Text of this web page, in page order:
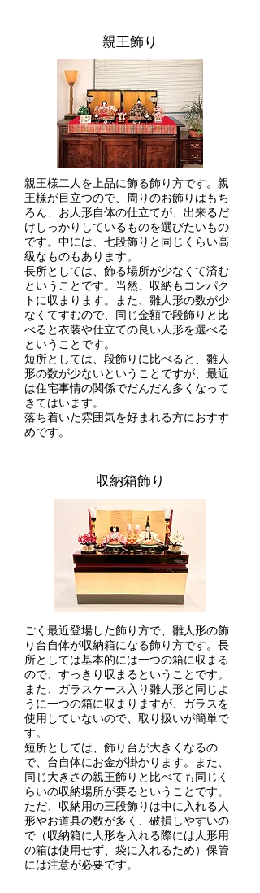
​親王飾り
親王様二人を上品に飾る飾り方です。親
王様が目立つので、周りのお飾りはもち
ろん、お人形自体の仕立てが、出来るだ
けしっかりしているものを選びたいもの
です。中には、七段飾りと同じくらい高
級なものもあります。
長所としては、飾る場所が少なくて済む
ということです。当然、収納もコンパク
トに収まります。また、雛人形の数が少
なくてすむので、同じ金額で段飾りと比
べると衣装や仕立ての良い人形を選べる
ということです。
短所としては、段飾りに比べると、雛人
形の数が少ないということですが、最近
は住宅事情の関係でだんだん多くなって
きてはいます。
落ち着いた雰囲気を好まれる方におすす
めです。
​収納箱飾り
ごく最近登場した飾り方で、雛人形の飾
り台自体が収納箱になる飾り方です。長
所としては基本的には一つの箱に収まる
ので、すっきり収まるということです。
また、ガラスケース入り雛人形と同じよ
うに一つの箱に収まりますが、ガラスを
使用していないので、取り扱いが簡単で
す。
短所としては、飾り台が大きくなるの
で、台自体にお金が掛かります。また、
同じ大きさの親王飾りと比べても同じく
らいの収納場所が要るということです。
ただ、収納用の三段飾りは中に入れる人
形やお道具の数が多く、破損しやすいの
で（収納箱に人形を入れる際には人形用
の箱は使用せず、袋に入れるため）保管
には注意が必要です。